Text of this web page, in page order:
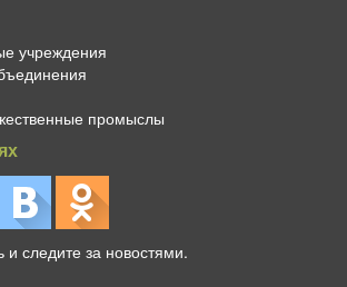
учреждения
промыслы
и следите за новостями.